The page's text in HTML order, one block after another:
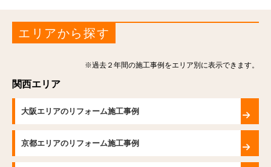
エリアから探す
※過去２年間の施工事例をエリア別に表示できます。
関西エリア
大阪エリアのリフォーム施工事例
京都エリアのリフォーム施工事例